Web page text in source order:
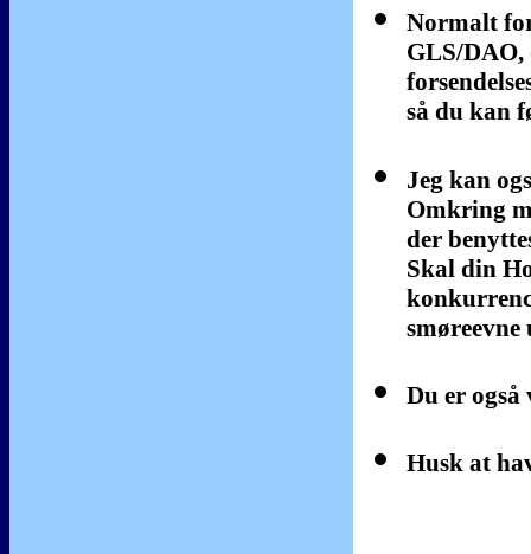
Normalt
GLS/DAO,
så du kan
Jeg kan
Omkring
der
Skal din
smøreevne
Du er
Husk at